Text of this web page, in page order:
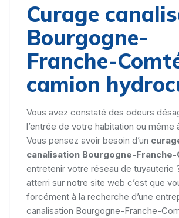
Curage
Bourgogne-
Franche-
camion
Vous avez constaté des odeurs
l’entrée de votre habitation ou même
Vous pensez avoir besoin d’un
canalisation Bourgogne-Franche-
entretenir votre réseau de tuyauterie
atterri sur notre site web c’est que
forcément à la recherche d’une
canalisation Bourgogne-Franche-